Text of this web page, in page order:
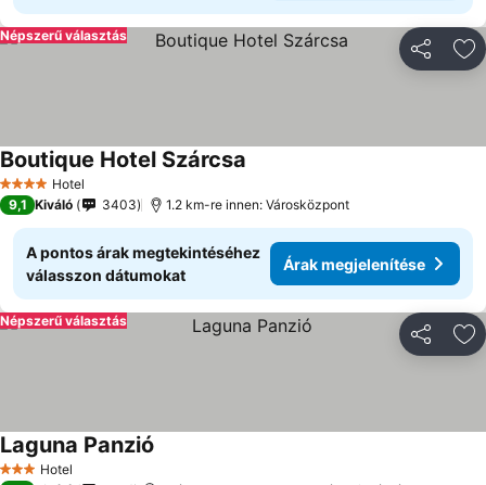
Népszerű választás
4 KategóriaHotel
Boutique Hotel Szárcsa
9,1 Kiváló 3403 1.2 km-re innen: Városközpont
A pontos árak megtekintéséhez
válasszon dátumokat
Árak megjelenítése
Népszerű választás
3 Kategória
Hotel
Laguna Panzió